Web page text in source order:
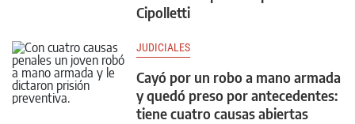
Cipolletti
JUDICIALES
Cayó por un robo a mano armada
y quedó preso por antecedentes:
tiene cuatro causas abiertas